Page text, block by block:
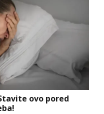
ovo pored